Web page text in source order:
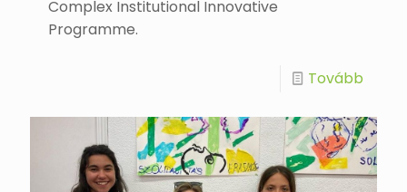
Complex Institutional Innovative
Programme.
Tovább